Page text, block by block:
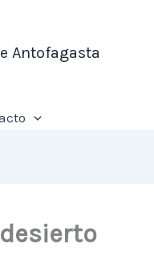
Antofagasta